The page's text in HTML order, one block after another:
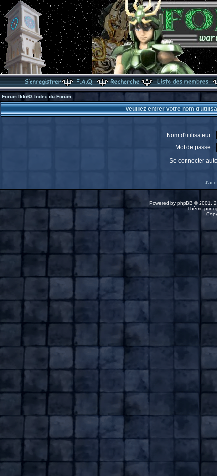
Forum Ikki63 Index du Forum
Veuillez entrer votre nom
Nom d'utilisateur:
Mot de passe:
Se connecter
J'ai
Powered by phpBB © 2001,
Thème